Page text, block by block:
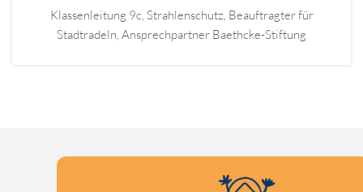
Klassenleitung 9c, Strahlenschutz, Beauftragter für
Stadtradeln, Ansprechpartner Baethcke-Stiftung